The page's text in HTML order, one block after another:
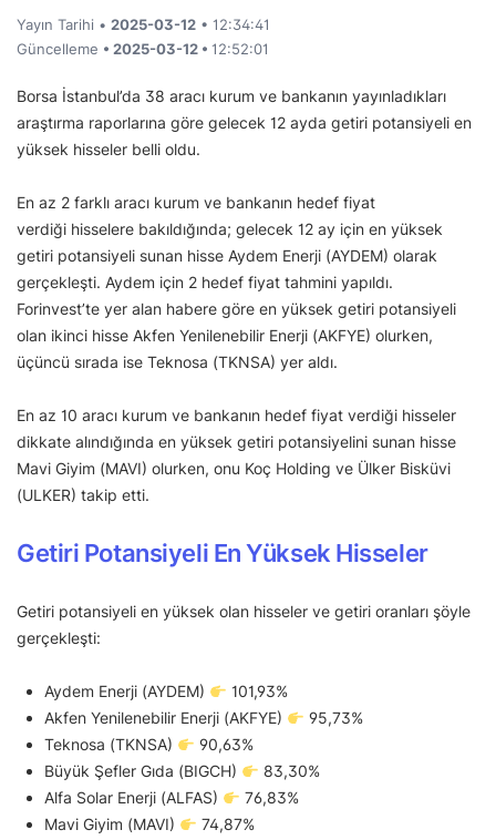
Yayın Tarihi • 2025-03-12 • 12:34:41
Güncelleme • 2025-03-12 • 12:52:01
Borsa İstanbul’da 38 aracı kurum ve bankanın yayınladıkları
araştırma raporlarına göre gelecek 12 ayda getiri potansiyeli en
yüksek hisseler belli oldu.
En az 2 farklı aracı kurum ve bankanın hedef fiyat
verdiği hisselere bakıldığında; gelecek 12 ay için en yüksek
getiri potansiyeli sunan hisse Aydem Enerji (AYDEM) olarak
gerçekleşti. Aydem için 2 hedef fiyat tahmini yapıldı.
Forinvest’te yer alan habere göre en yüksek getiri potansiyeli
olan ikinci hisse Akfen Yenilenebilir Enerji (AKFYE) olurken,
üçüncü sırada ise Teknosa (TKNSA) yer aldı.
En az 10 aracı kurum ve bankanın hedef fiyat verdiği hisseler
dikkate alındığında en yüksek getiri potansiyelini sunan hisse
Mavi Giyim (MAVI) olurken, onu Koç Holding ve Ülker Bisküvi
(ULKER) takip etti.
Getiri Potansiyeli En Yüksek Hisseler
Getiri potansiyeli en yüksek olan hisseler ve getiri oranları şöyle
gerçekleşti:
Aydem Enerji (AYDEM)
101,93%
Akfen Yenilenebilir Enerji (AKFYE)
95,73%
Teknosa (TKNSA)
90,63%
Büyük Şefler Gıda (BIGCH)
83,30%
Alfa Solar Enerji (ALFAS)
76,83%
Mavi Giyim (MAVI)
74,87%